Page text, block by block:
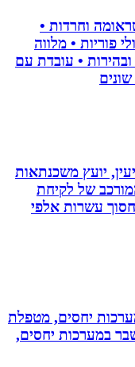
וחרדות •
• מלווה
• עובדת עם
יועץ משכנתאות
של לקיחת
עשרות אלפי
יחסים, מטפלת
במערכות יחסים,